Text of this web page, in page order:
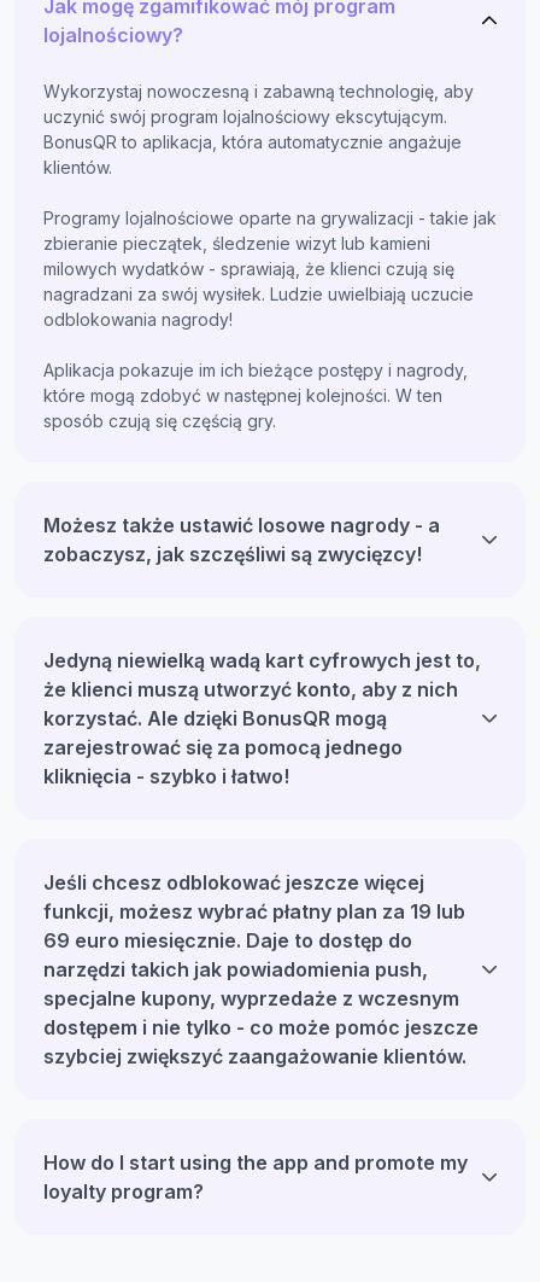
Jak mogę zgamifikować mój program
lojalnościowy?
Wykorzystaj nowoczesną i zabawną technologię, aby
uczynić swój program lojalnościowy ekscytującym.
BonusQR to aplikacja, która automatycznie angażuje
klientów.
Programy lojalnościowe oparte na grywalizacji - takie jak
zbieranie pieczątek, śledzenie wizyt lub kamieni
milowych wydatków - sprawiają, że klienci czują się
nagradzani za swój wysiłek. Ludzie uwielbiają uczucie
odblokowania nagrody!
Aplikacja pokazuje im ich bieżące postępy i nagrody,
które mogą zdobyć w następnej kolejności. W ten
sposób czują się częścią gry.
Możesz także ustawić losowe nagrody - a
zobaczysz, jak szczęśliwi są zwycięzcy!
Jedyną niewielką wadą kart cyfrowych jest to,
że klienci muszą utworzyć konto, aby z nich
korzystać. Ale dzięki BonusQR mogą
zarejestrować się za pomocą jednego
kliknięcia - szybko i łatwo!
Jeśli chcesz odblokować jeszcze więcej
funkcji, możesz wybrać płatny plan za 19 lub
69 euro miesięcznie. Daje to dostęp do
narzędzi takich jak powiadomienia push,
specjalne kupony, wyprzedaże z wczesnym
dostępem i nie tylko - co może pomóc jeszcze
szybciej zwiększyć zaangażowanie klientów.
How do I start using the app and promote my
loyalty program?